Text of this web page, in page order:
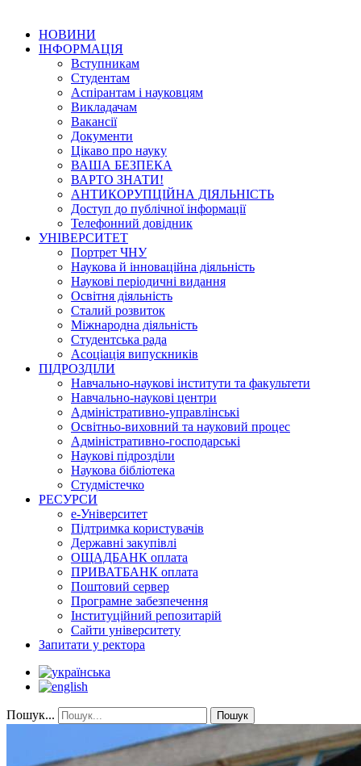
НОВИНИ
ІНФОРМАЦІЯ
Вступникам
Студентам
Аспірантам і науковцям
Викладачам
Вакансії
Документи
Цікаво про науку
ВАША БЕЗПЕКА
ВАРТО ЗНАТИ!
АНТИКОРУПЦІЙНА ДІЯЛЬНІСТЬ
Доступ до публічної інформації
Телефонний довідник
УНІВЕРСИТЕТ
Портрет ЧНУ
Наукова й інноваційна діяльність
Наукові періодичні видання
Освітня діяльність
Сталий розвиток
Міжнародна діяльність
Студентська рада
Асоціація випускників
ПІДРОЗДІЛИ
Навчально-наукові інститути та факультети
Навчально-наукові центри
Адміністративно-управлінські
Освітньо-виховний та науковий процес
Адміністративно-господарські
Наукові підрозділи
Наукова бібліотека
Студмістечко
РЕСУРСИ
е-Університет
Підтримка користувачів
Державні закупівлі
ОЩАДБАНК оплата
ПРИВАТБАНК оплата
Поштовий сервер
Програмне забезпечення
Інституційний репозитарій
Сайти університету
Запитати у ректора
Пошук... Пошук